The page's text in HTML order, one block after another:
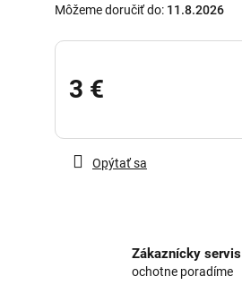
Môžeme doručiť do: 11.8.2026
3 €
cena:
Opýtať sa
Zákaznícky servis
ochotne poradíme